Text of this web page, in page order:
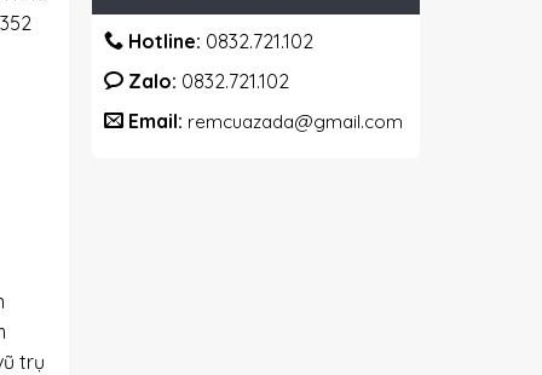
Hotline: 0832.721.102
Zalo: 0832.721.102
Email: remcuazada@gmail.com
trụ